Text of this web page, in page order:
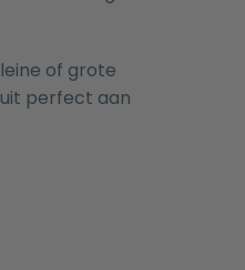
of grote
perfect aan